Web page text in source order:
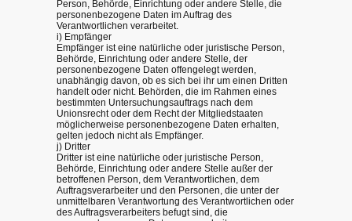
Person, Behörde, Einrichtung oder andere Stelle, die
personenbezogene Daten im Auftrag des
Verantwortlichen verarbeitet.
i) Empfänger
Empfänger ist eine natürliche oder juristische Person,
Behörde, Einrichtung oder andere Stelle, der
personenbezogene Daten offengelegt werden,
unabhängig davon, ob es sich bei ihr um einen Dritten
handelt oder nicht. Behörden, die im Rahmen eines
bestimmten Untersuchungsauftrags nach dem
Unionsrecht oder dem Recht der Mitgliedstaaten
möglicherweise personenbezogene Daten erhalten,
gelten jedoch nicht als Empfänger.
j) Dritter
Dritter ist eine natürliche oder juristische Person,
Behörde, Einrichtung oder andere Stelle außer der
betroffenen Person, dem Verantwortlichen, dem
Auftragsverarbeiter und den Personen, die unter der
unmittelbaren Verantwortung des Verantwortlichen oder
des Auftragsverarbeiters befugt sind, die